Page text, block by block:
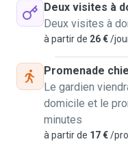
Deux visites à
Deux visites à
à partir de 26 €/
Promenade
Le gardien
domicile et le
minutes
à partir de 17 €/